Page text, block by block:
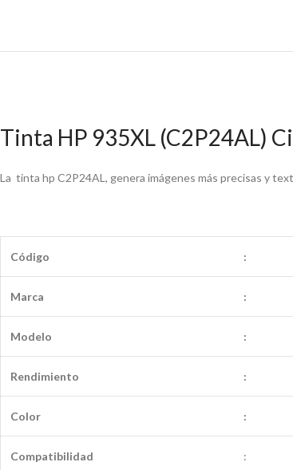
Tinta HP 935XL (C2P24AL)
La tinta hp C2P24AL, genera imágenes más precisas y
Código :
Marca :
Modelo :
Rendimiento :
Color :
Compatibilidad :